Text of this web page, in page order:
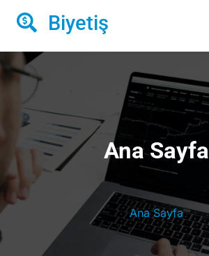
Biyetiş
Ana Sayfa
Ana Sayfa